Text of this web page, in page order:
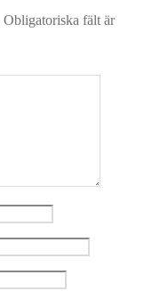
Obligatoriska fält är